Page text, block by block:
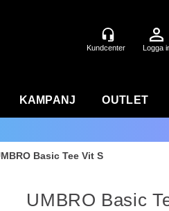
Logga
KAMPANJ OUTLET
Basic Tee Vit S
UMBRO Basic